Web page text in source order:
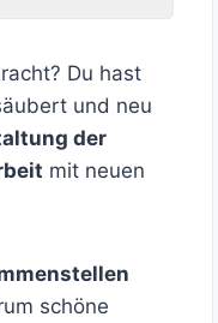
Du hast
und neu
der
mit neuen
schöne